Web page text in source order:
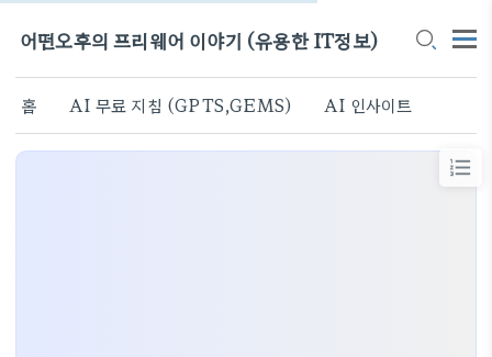
어떤오후의 프리웨어 이야기 (유용한 IT정보)
홈 AI 무료 지침 (GPTS,GEMS) AI 인사이트